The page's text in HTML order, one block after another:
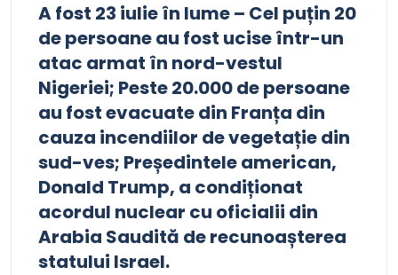
A fost 23 iulie în lume – Cel puțin 20
de persoane au fost ucise într-un
atac armat în nord-vestul
Nigeriei; Peste 20.000 de persoane
au fost evacuate din Franța din
cauza incendiilor de vegetație din
sud-ves; Președintele american,
Donald Trump, a condiționat
acordul nuclear cu oficialii din
Arabia Saudită de recunoașterea
statului Israel.